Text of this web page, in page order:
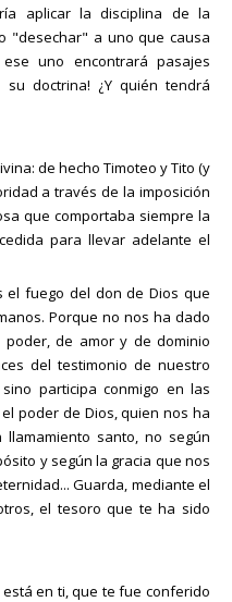
aplicar la disciplina de la
"desechar" a uno que causa
uno encontrará pasajes
doctrina! ¿Y quién tendrá
de hecho Timoteo y Tito (y
a través de la imposición
que comportaba siempre la
para llevar adelante el
el fuego del don de Dios que
Porque no nos ha dado
de amor y de dominio
del testimonio de nuestro
participa conmigo en las
poder de Dios, quien nos ha
santo, no según
y según la gracia que nos
Guarda, mediante el
el tesoro que te ha sido
en ti, que te fue conferido